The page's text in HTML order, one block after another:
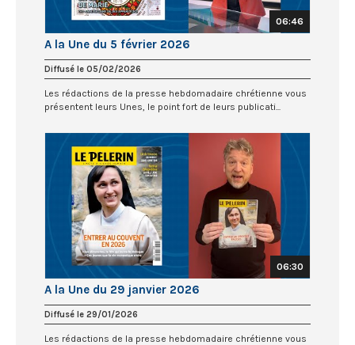
06:46
A la Une du 5 février 2026
Diffusé le 05/02/2026
Les rédactions de la presse hebdomadaire chrétienne vous
présentent leurs Unes, le point fort de leurs publicati...
06:30
A la Une du 29 janvier 2026
Diffusé le 29/01/2026
Les rédactions de la presse hebdomadaire chrétienne vous